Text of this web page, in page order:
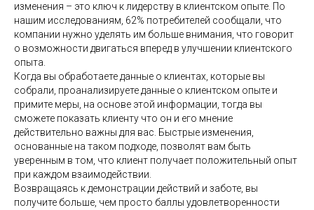
изменения – это ключ к лидерству в клиентском опыте. По
нашим исследованиям, 62% потребителей сообщали, что
компании нужно уделять им больше внимания, что говорит
о возможности двигаться вперед в улучшении клиентского
опыта.
Когда вы обработаете данные о клиентах, которые вы
собрали, проанализируете данные о клиентском опыте и
примите меры, на основе этой информации, тогда вы
сможете показать клиенту что он и его мнение
действительно важны для вас. Быстрые изменения,
основанные на таком подходе, позволят вам быть
уверенным в том, что клиент получает положительный опыт
при каждом взаимодействии.
Возвращаясь к демонстрации действий и заботе, вы
получите больше, чем просто баллы удовлетворенности